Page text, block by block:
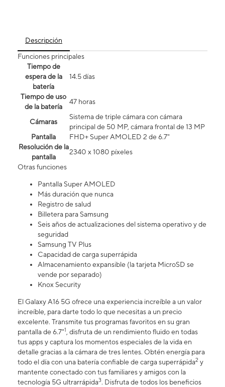
Descripción
Funciones principales
Tiempo de
espera de la
batería
14.5 días
Tiempo de uso
de la batería
47 horas
Cámaras
Sistema de triple cámara con cámara
principal de 50 MP, cámara frontal de 13 MP
Pantalla
FHD+ Super AMOLED 2 de 6.7"
Resolución de la
pantalla
2340 x 1080 píxeles
Otras funciones
Pantalla Super AMOLED
Más duración que nunca
Registro de salud
Billetera para Samsung
Seis años de actualizaciones del sistema operativo y de
seguridad
Samsung TV Plus
Capacidad de carga superrápida
Almacenamiento expansible (la tarjeta MicroSD se
vende por separado)
Knox Security
El Galaxy A16 5G ofrece una experiencia increíble a un valor
increíble, para darte todo lo que necesitas a un precio
excelente. Transmite tus programas favoritos en su gran
pantalla de 6.7"1, disfruta de un rendimiento fluido en todas
tus apps y captura los momentos especiales de la vida en
detalle gracias a la cámara de tres lentes. Obtén energía para
todo el día con una batería confiable de carga superrápida2 y
mantente conectado con tus familiares y amigos con la
tecnología 5G ultrarrápida3. Disfruta de todos los beneficios